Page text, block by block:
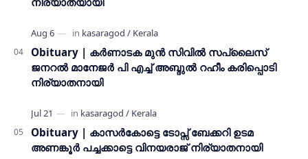
Obituary | കർണാടക മുൻ സിവില്‍ സപ്ലൈസ്
ജനറൽ മാനേജർ പി എച്ച് അബ്ദുൽ റഹീം കരിപ്പൊടി
നിര്യാതനായി
Obituary | കാസർകോട്ടെ ടോപ്സ് ബേക്കറി ഉടമ
അണങ്കൂർ പച്ചക്കാട്ടെ വിനയരാജ് നിര്യാതനായി